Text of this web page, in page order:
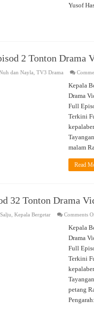
Yusof
2 Tonton Drama
dan Nayla TV3 Drama
Kepala
Drama
Full
Terkini
malam
Read
32 Tonton Drama
Kepala Bergetar Comments
Kepala
Drama
Full
Terkini
petang